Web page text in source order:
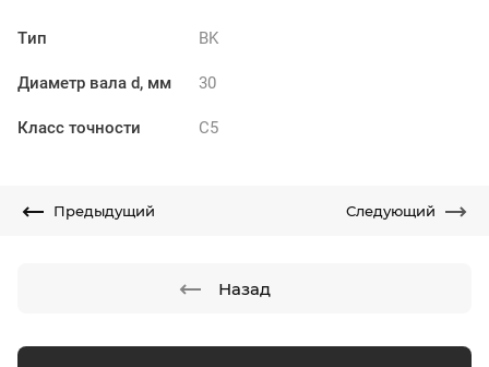
Тип BK
Диаметр вала d, мм 30
Класс точности C5
Предыдущий Следующий
Назад